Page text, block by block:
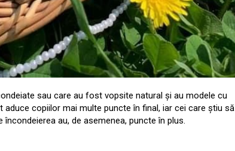
sau care au fost vopsite natural și au modele cu
copiilor mai multe puncte în final, iar cei care știu să
au, de asemenea, puncte în plus.